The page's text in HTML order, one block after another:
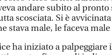
andare subito al pronto
scosciata. Si è
stava male, le faceva
ha iniziato a palpeggiare